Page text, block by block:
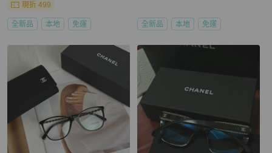
現折 499
全新品 本地 免運 全新品 本地 免運